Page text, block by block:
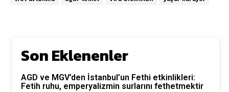
Son Eklenenler
AGD ve MGV’den İstanbul’un Fethi etkinlikleri:
Fetih ruhu, emperyalizmin surlarını fethetmektir